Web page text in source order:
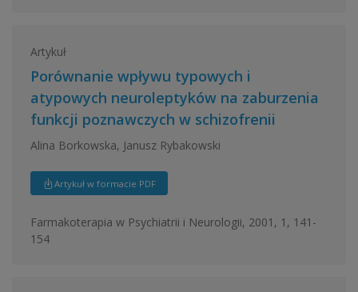
Artykuł
Porównanie wpływu typowych i
atypowych neuroleptyków na zaburzenia
funkcji poznawczych w schizofrenii
Alina Borkowska, Janusz Rybakowski
Artykuł w formacie PDF
Farmakoterapia w Psychiatrii i Neurologii, 2001, 1, 141-
154